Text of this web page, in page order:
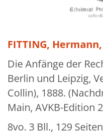
Buchbinderei und
Glossar und
Warenkorb
Kontakt
Newsletter
FITTING, Hermann,
Die Anfänge der
Berlin und Leipzig,
Collin), 1888.
Main, AVKB-Edition
8vo. 3 Bll., 129